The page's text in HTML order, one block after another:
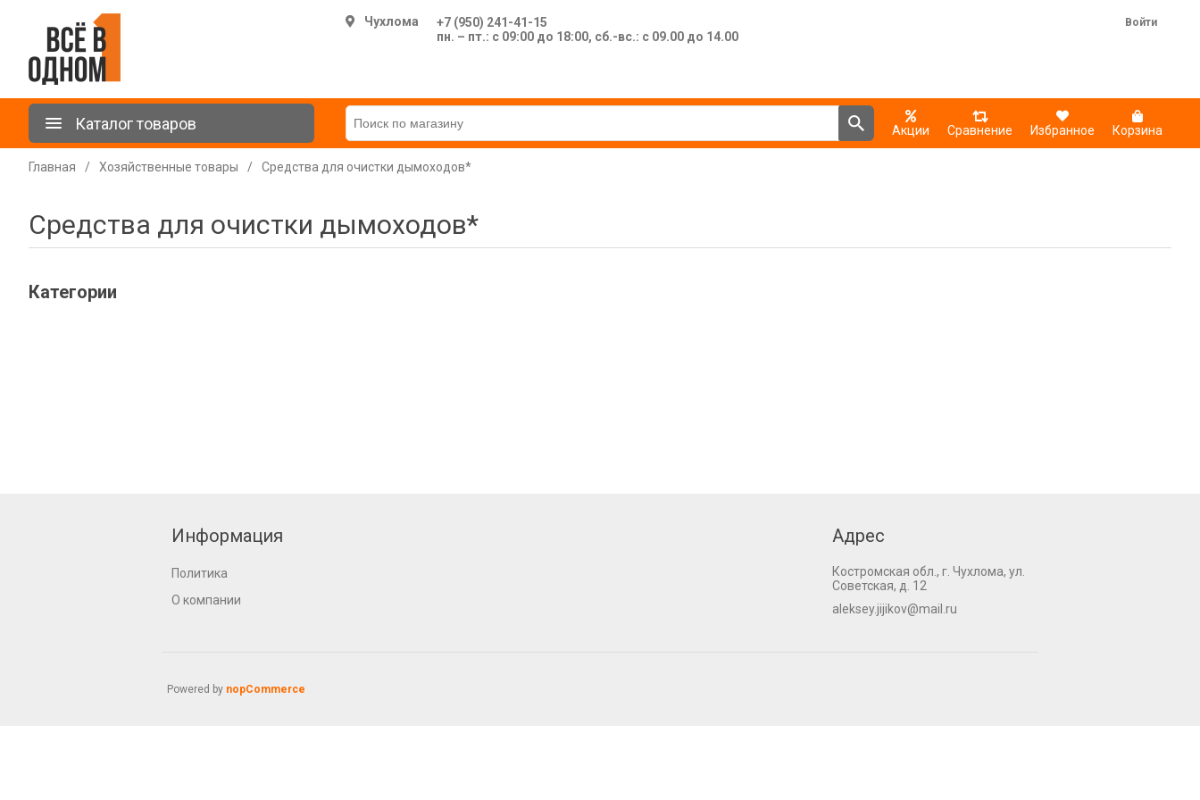
Чухлома
+7 (950) 241-41-15
пн. – пт.: с 09:00 до 18:00, сб.-вс.: с 09.00 до 14.00
Войти
Каталог товаров Акции Сравнение Избранное Корзина
Главная / Хозяйственные товары / Средства для очистки дымоходов*
Средства для очистки дымоходов*
Категории
Информация
Политика
О компании
Адрес
Костромская обл., г. Чухлома, ул.
Советская, д. 12
aleksey.jijikov@mail.ru
Powered by nopCommerce